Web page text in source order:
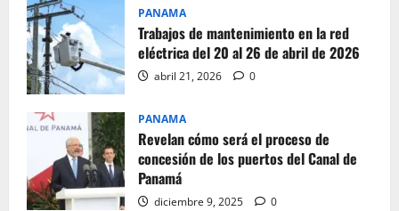
PANAMA
Trabajos de mantenimiento en la red
eléctrica del 20 al 26 de abril de 2026
abril 21, 2026 0
PANAMA
Revelan cómo será el proceso de
concesión de los puertos del Canal de
Panamá
diciembre 9, 2025 0